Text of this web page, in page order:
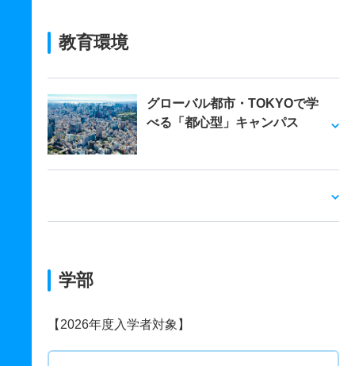
教育環境
グローバル都市・TOKYOで学
べる「都心型」キャンパス
学部
【2026年度入学者対象】